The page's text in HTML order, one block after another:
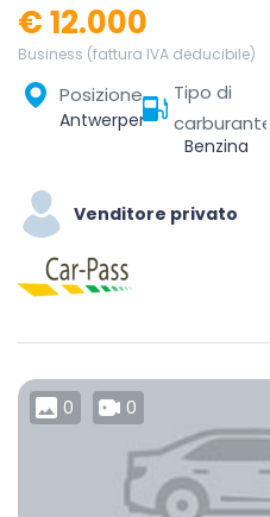
€ 12.000
Business (fattura IVA deducibile)
Posizione
Antwerpen, Vlaanderen, België
Tipo di
carburante
Benzina
Venditore privato
0 0